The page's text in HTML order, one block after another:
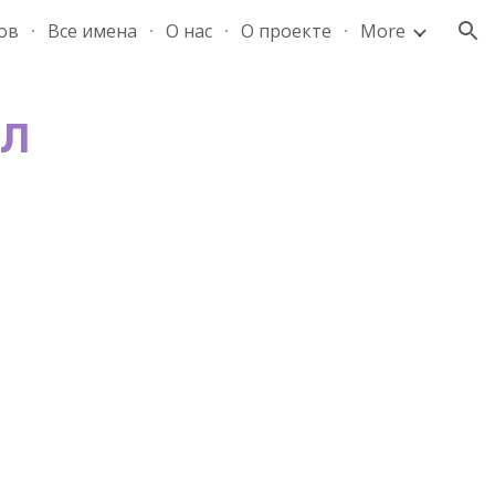
Все имена О нас О проекте More